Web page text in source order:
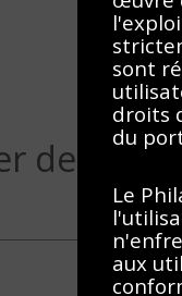
de
sont
droits
du
Le
aux